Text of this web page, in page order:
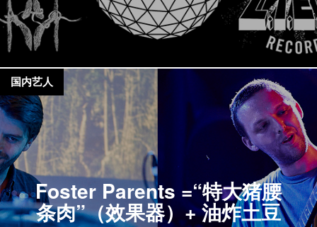
Foster Parents =“特大猪腰
条肉”（效果器）+ 油炸土豆
国内艺人